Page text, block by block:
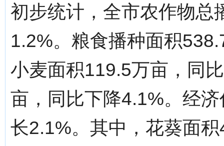
初步统计，全市农作物总
1.2%。粮食播种面积
小麦面积119.5万亩，同
亩，同比下降4.1%。经
长2.1%。其中，花葵面